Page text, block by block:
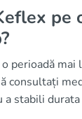
pe
perioadă mai
consultați
a stabili